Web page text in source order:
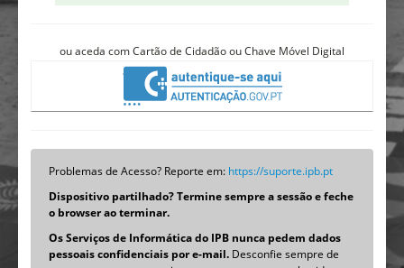
ou aceda com Cartão de Cidadão ou Chave Móvel Digital
Problemas de Acesso? Reporte em: https://suporte.ipb.pt
Dispositivo partilhado? Termine sempre a sessão e feche
o browser ao terminar.
Os Serviços de Informática do IPB nunca pedem dados
pessoais confidenciais por e-mail. Desconfie sempre de